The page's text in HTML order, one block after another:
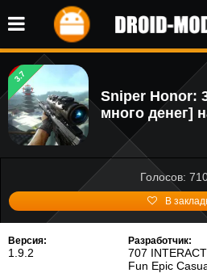
3.7
Sniper Honor:
много денег]
Голосов:
В
Версия:
1.9.2
Разработчик:
707
Fun Epic